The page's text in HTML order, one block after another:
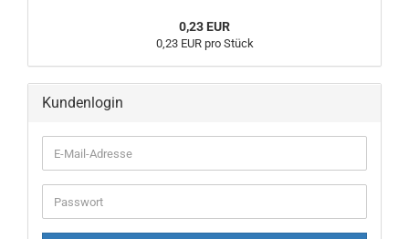
0,23 EUR
0,23 EUR pro Stück
Kundenlogin
E-
Mail-
Adresse
Passwort